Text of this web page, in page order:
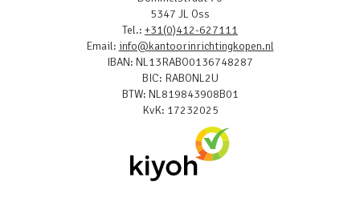
5347 JL Oss
Tel.: +31(0)412-627111
Email: info@kantoorinrichtingkopen.nl
IBAN: NL13RABO0136748287
BIC: RABONL2U
BTW: NL819843908B01
KvK: 17232025